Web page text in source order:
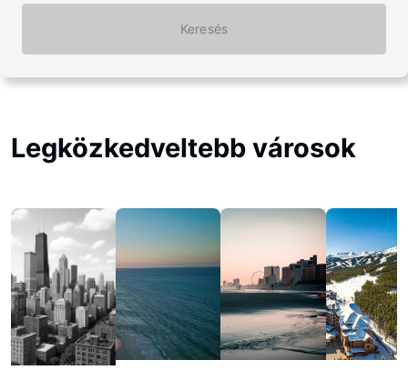
Keresés
Legközkedveltebb városok